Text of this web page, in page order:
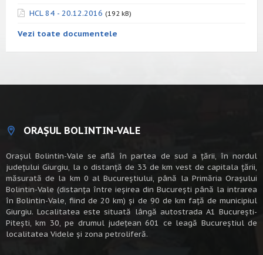
HCL 84 - 20.12.2016 (192 kB)
Vezi toate documentele
ORAȘUL BOLINTIN-VALE
Oraşul Bolintin-Vale se află în partea de sud a ţării, în nordul
judeţului Giurgiu, la o distanţă de 33 de km vest de capitala țării,
măsurată de la km 0 al Bucureștiului, până la Primăria Orașului
Bolintin-Vale (distanța între ieșirea din București până la intrarea
în Bolintin-Vale, fiind de 20 km) şi de 90 de km faţă de municipiul
Giurgiu. Localitatea este situată lângă autostrada A1 Bucureşti-
Piteşti, km 30, pe drumul judeţean 601 ce leagă Bucureştiul de
localitatea Videle şi zona petroliferă.